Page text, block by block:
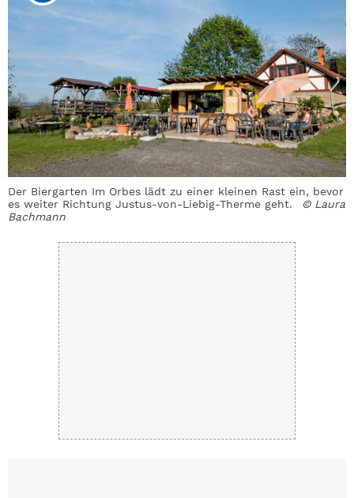
Der Biergarten Im Orbes lädt zu einer kleinen Rast ein, bevor
es weiter Richtung Justus-von-­Liebig-Therme geht.
© Laura
Bachmann